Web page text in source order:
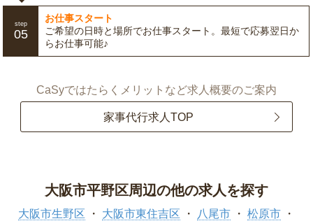
step
05
お仕事スタート
ご希望の日時と場所でお仕事スタート。最短で応募翌日か
らお仕事可能♪
CaSyではたらくメリットなど求人概要のご案内
家事代行求人TOP
大阪市平野区周辺の他の求人を探す
大阪市生野区 大阪市東住吉区 八尾市
松原市